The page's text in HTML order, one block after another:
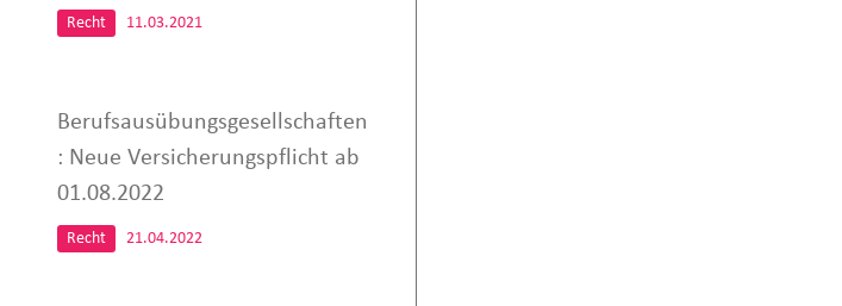
Recht 11.03.2021
Berufsausübungsgesellschaften
: Neue Versicherungspflicht ab
01.08.2022
Recht 21.04.2022